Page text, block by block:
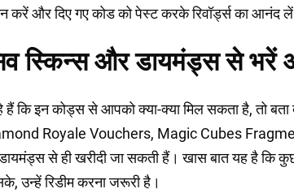
करें और दिए गए कोड को पेस्ट करके रिवॉर्ड्स का आनंद
स्किन्स और डायमंड्स से भरें
कि इन कोड्स से आपको क्या-क्या मिल सकता है, तो
Royale Vouchers, Magic Cubes
से ही खरीदी जा सकती हैं। खास बात यह है कि
उन्हें रिडीम करना जरूरी है।